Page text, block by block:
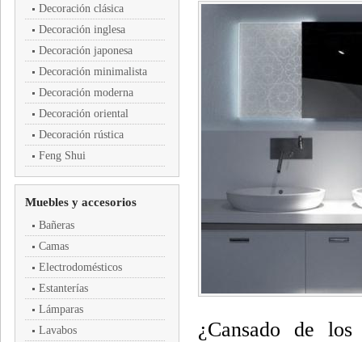
Decoración clásica
Decoración inglesa
Decoración japonesa
Decoración minimalista
Decoración moderna
Decoración oriental
Decoración rústica
Feng Shui
Muebles y accesorios
Bañeras
Camas
Electrodomésticos
Estanterías
Lámparas
Lavabos
¿Cansado de